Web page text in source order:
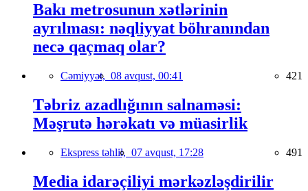
Bakı metrosunun xətlərinin
ayrılması: nəqliyyat böhranından
necə qaçmaq olar?
Cəmiyyət, 08 avqust, 00:41 421
Təbriz azadlığının salnaməsi:
Məşrutə hərəkatı və müasirlik
Ekspress təhlil, 07 avqust, 17:28 491
Media idarəçiliyi mərkəzləşdirilir